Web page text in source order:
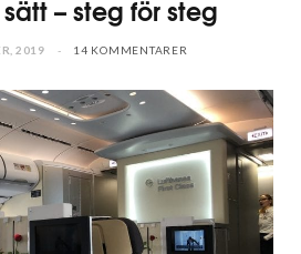
– steg för steg
2019 14 KOMMENTARER